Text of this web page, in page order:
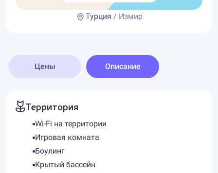
Турция / Измир
Цены Описание
Территория
Wi-Fi на территории
Игровая комната
Боулинг
Крытый бассейн